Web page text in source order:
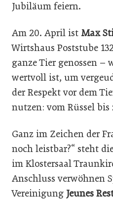
Jubiläum feiern.
Am 20. April ist Max
Wirtshaus Poststube
ganze Tier genossen –
wertvoll ist, um
der Respekt vor dem
nutzen: vom Rüssel
Ganz im Zeichen der
noch leistbar?“ steht
im Klostersaal
Anschluss verwöhnen
Vereinigung Jeunes